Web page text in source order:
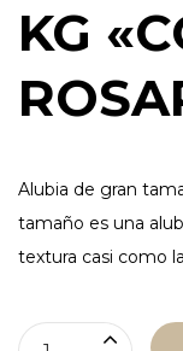
KG
Alubia de gran
tamaño es una
textura casi como
JUDION